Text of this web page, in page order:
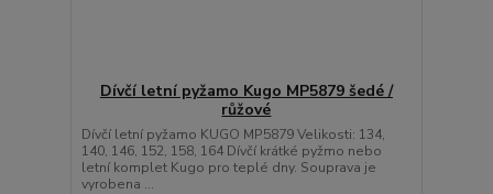
Dívčí letní pyžamo Kugo MP5879 šedé /
růžové
Dívčí letní pyžamo KUGO MP5879 Velikosti: 134,
140, 146, 152, 158, 164 Dívčí krátké pyžmo nebo
letní komplet Kugo pro teplé dny. Souprava je
vyrobena ...